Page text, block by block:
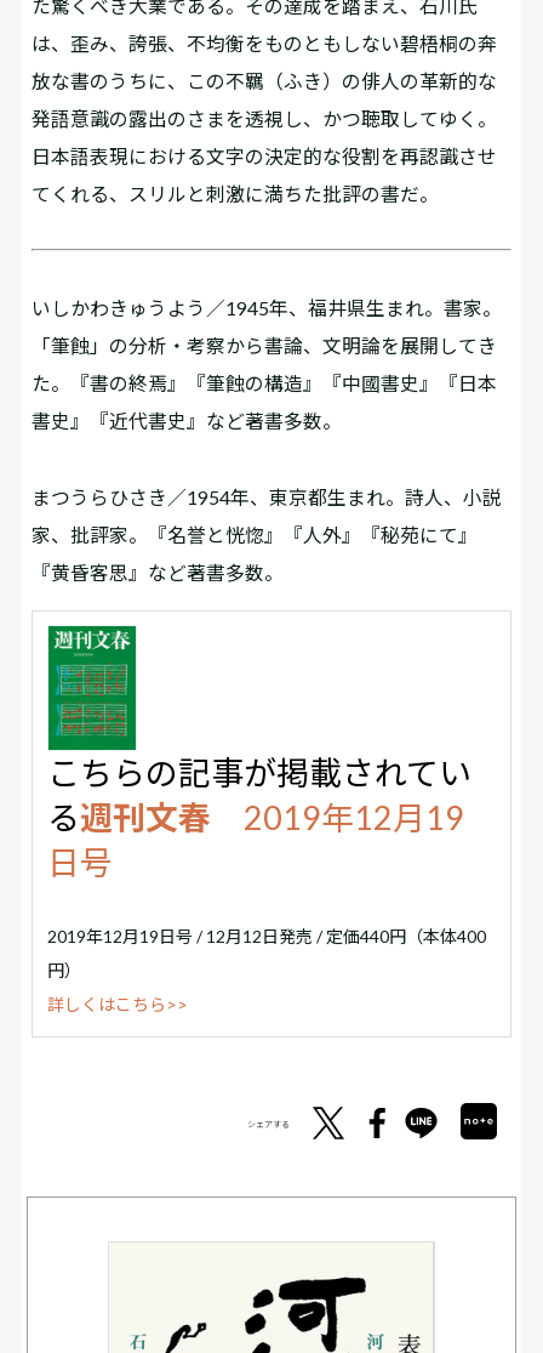
た驚くべき大業である。その達成を踏まえ、石川氏
は、歪み、誇張、不均衡をものともしない碧梧桐の奔
放な書のうちに、この不羈（ふき）の俳人の革新的な
発語意識の露出のさまを透視し、かつ聴取してゆく。
日本語表現における文字の決定的な役割を再認識させ
てくれる、スリルと刺激に満ちた批評の書だ。
いしかわきゅうよう／1945年、福井県生まれ。書家。
「筆蝕」の分析・考察から書論、文明論を展開してき
た。『書の終焉』『筆蝕の構造』『中國書史』『日本
書史』『近代書史』など著書多数。
まつうらひさき／1954年、東京都生まれ。詩人、小説
家、批評家。『名誉と恍惚』『人外』『秘苑にて』
『黄昏客思』など著書多数。
こちらの記事が掲載されてい
る週刊文春 2019年12月19
日号
2019年12月19日号 / 12月12日発売 / 定価440円（本体400
円）
詳しくはこちら>>
シェアする